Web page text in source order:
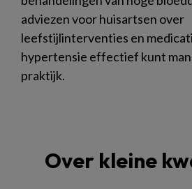
adviezen voor huisartsen over
leefstijlinterventies en
hypertensie effectief kunt
praktijk.
Over kleine